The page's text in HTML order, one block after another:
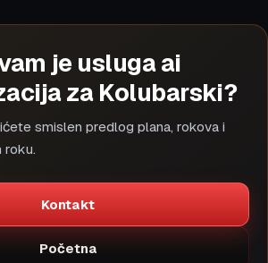
je usluga ai
za Kolubarski?
smislen predlog plana, rokova i
roku.
Kontakt
Početna